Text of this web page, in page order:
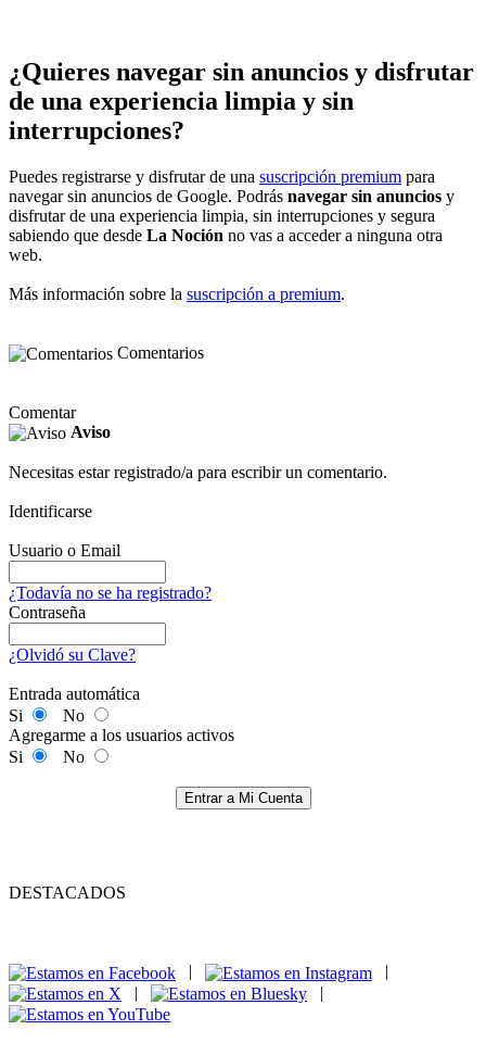
¿Quieres navegar sin anuncios y disfrutar
de una experiencia limpia y sin
interrupciones?
Puedes registrarse y disfrutar de una suscripción premium para
navegar sin anuncios de Google. Podrás navegar sin anuncios y
disfrutar de una experiencia limpia, sin interrupciones y segura
sabiendo que desde La Noción no vas a acceder a ninguna otra
web.
Más información sobre la suscripción a premium.
Comentarios
Comentar
Aviso
Necesitas estar registrado/a para escribir un comentario.
Identificarse
Usuario o Email
¿Todavía no se ha registrado?
Contraseña
¿Olvidó su Clave?
Entrada automática
Si
No
Agregarme a los usuarios activos
Si
No
Entrar a Mi Cuenta
DESTACADOS
|
|
|
|